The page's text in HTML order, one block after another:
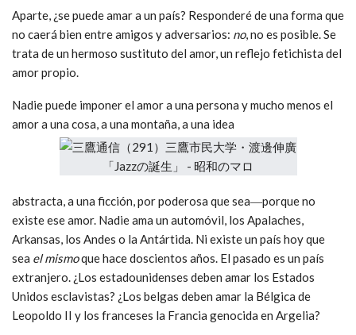
Aparte, ¿se puede amar a un país? Responderé de una forma que
no caerá bien entre amigos y adversarios: no, no es posible. Se
trata de un hermoso sustituto del amor, un reflejo fetichista del
amor propio.
Nadie puede imponer el amor a una persona y mucho menos el
amor a una cosa, a una montaña, a una idea
abstracta, a una ficción, por poderosa que sea―porque no
existe ese amor. Nadie ama un automóvil, los Apalaches,
Arkansas, los Andes o la Antártida. Ni existe un país hoy que
sea el mismoque hace doscientos años. El pasado es un país
extranjero. ¿Los estadounidenses deben amar los Estados
Unidos esclavistas? ¿Los belgas deben amar la Bélgica de
Leopoldo II y los franceses la Francia genocida en Argelia?